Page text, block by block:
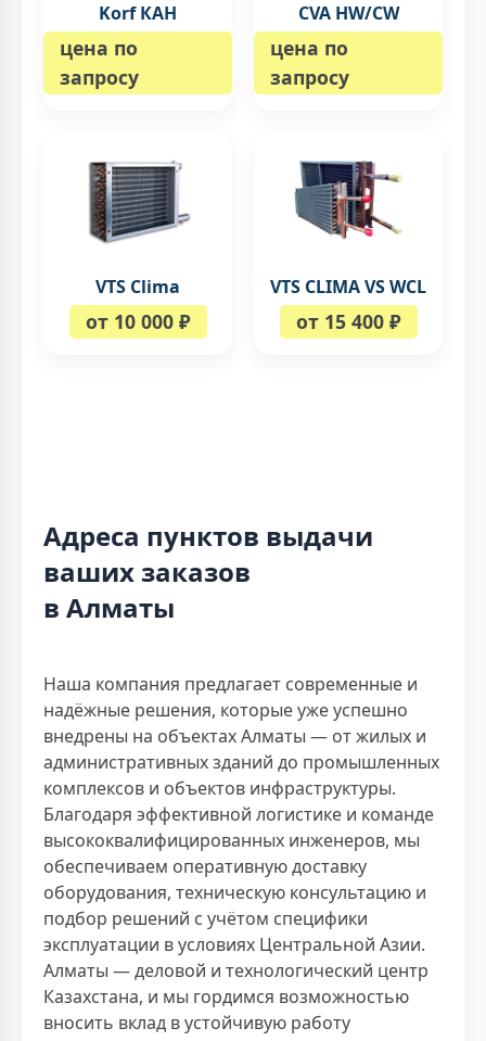
Korf КАН
цена по
запросу
CVA HW/CW
цена по
запросу
VTS Clima
от 10 000 ₽
VTS CLIMA VS WCL
от 15 400 ₽
Адреса пунктов выдачи
ваших заказов
в Алматы
Наша компания предлагает современные и
надёжные решения, которые уже успешно
внедрены на объектах Алматы — от жилых и
административных зданий до промышленных
комплексов и объектов инфраструктуры.
Благодаря эффективной логистике и команде
высококвалифицированных инженеров, мы
обеспечиваем оперативную доставку
оборудования, техническую консультацию и
подбор решений с учётом специфики
эксплуатации в условиях Центральной Азии.
Алматы — деловой и технологический центр
Казахстана, и мы гордимся возможностью
вносить вклад в устойчивую работу